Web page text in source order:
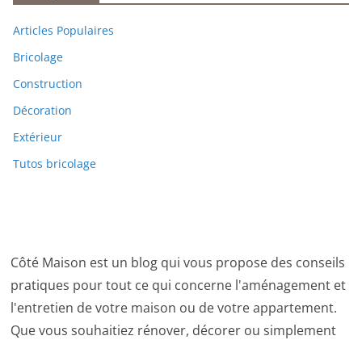
Articles Populaires
Bricolage
Construction
Décoration
Extérieur
Tutos bricolage
Côté Maison est un blog qui vous propose des conseils
pratiques pour tout ce qui concerne l'aménagement et
l'entretien de votre maison ou de votre appartement.
Que vous souhaitiez rénover, décorer ou simplement